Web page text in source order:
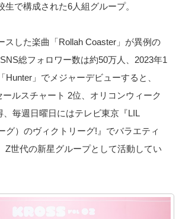
生で構成された6人組グループ。
スした楽曲「Rollah Coaster」が異例の
総フォロワー数は約50万人、2023年1
Hunter」でメジャーデビューすると、
ールスチャート 2位、オリコンウィーク
、毎週日曜日にはテレビ東京『LIL
グ）のヴィクトリーグ!』でバラエティ
Z世代の新星グループとして活動してい